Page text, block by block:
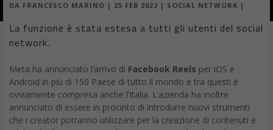
DA FRANCESCO MARINO | 25 FEB 2022 | SOCIAL NETWORK |
La funzione è stata estesa a tutti gli utenti del social
network.
Meta ha annunciato l’arrivo di Facebook Reels per iOS e
Android in più di 150 Paese di tutto il mondo e tra questi è
ovviamente compresa anche l’Italia. L’azienda ha inoltre
annunciato di essere in procinto di introdurre nuovi strumenti
che i creator potranno utilizzare per la creazione di contenuti e